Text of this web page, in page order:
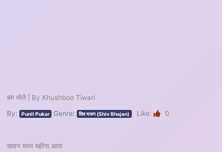
बम भोले | By Khushboo Tiwari
By: Punit Pukar Genre: शिव भजन (Shiv Bhajan) Like: 0
सावन मस्त महीना आया